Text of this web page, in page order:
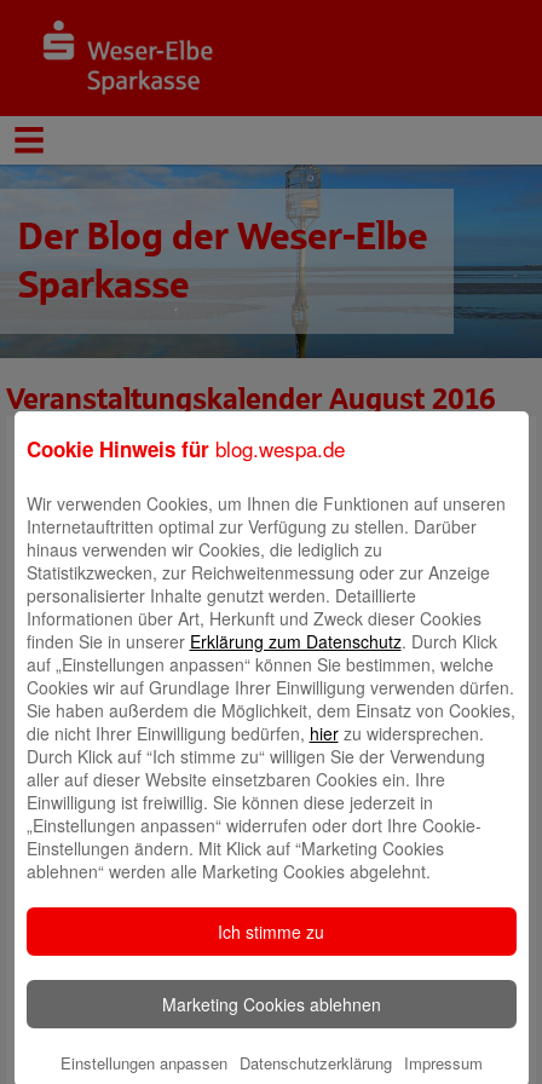
Der Blog der Weser-Elbe
Sparkasse
Veranstaltungskalender August 2016
Informieren Sie sich hier über unsere Veranstaltungen im August 2016.
Schreibe einen Kommentar
Deine E-Mail-Adresse wird nicht veröffentlicht. Erforderliche Felder
sind mit*markiert
Name*
Meinen Namen, meine E-Mail-Adresse und meine Website in
diesem Browser für die nächste Kommentierung speichern.
Cookie Hinweis für blog.wespa.de
Wir verwenden Cookies, um Ihnen die Funktionen auf unseren
Internetauftritten optimal zur Verfügung zu stellen. Darüber
hinaus verwenden wir Cookies, die lediglich zu
Statistikzwecken, zur Reichweitenmessung oder zur Anzeige
personalisierter Inhalte genutzt werden. Detaillierte
Informationen über Art, Herkunft und Zweck dieser Cookies
finden Sie in unserer Erklärung zum Datenschutz. Durch Klick
auf „Einstellungen anpassen“ können Sie bestimmen, welche
Cookies wir auf Grundlage Ihrer Einwilligung verwenden dürfen.
Sie haben außerdem die Möglichkeit, dem Einsatz von Cookies,
die nicht Ihrer Einwilligung bedürfen, hierzu widersprechen.
Durch Klick auf “Ich stimme zu“ willigen Sie der Verwendung
aller auf dieser Website einsetzbaren Cookies ein. Ihre
Einwilligung ist freiwillig. Sie können diese jederzeit in
„Einstellungen anpassen“ widerrufen oder dort Ihre Cookie-
Einstellungen ändern. Mit Klick auf “Marketing Cookies
ablehnen“ werden alle Marketing Cookies abgelehnt.
Ich stimme zu
Marketing Cookies ablehnen
Einstellungen anpassen Datenschutzerklärung Impressum